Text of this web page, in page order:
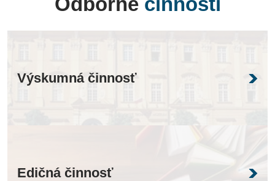
Výskumná činnosť
Edičná činnosť